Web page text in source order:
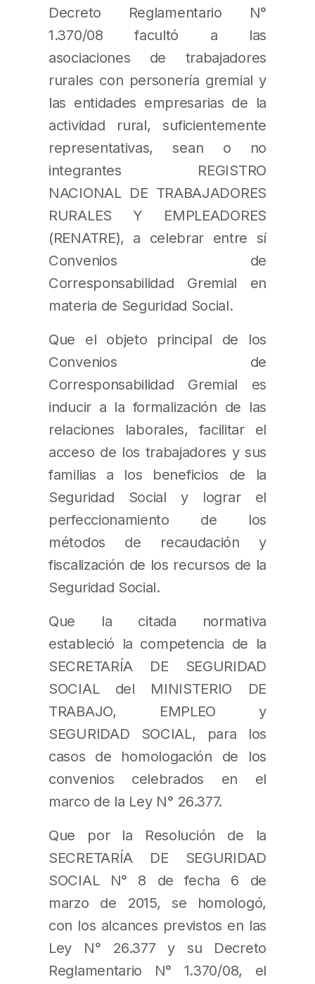
Decreto Reglamentario N°
1.370/08 facultó a las
asociaciones de trabajadores
rurales con personería gremial y
las entidades empresarias de la
actividad rural, suficientemente
representativas, sean o no
integrantes REGISTRO
NACIONAL DE TRABAJADORES
RURALES Y EMPLEADORES
(RENATRE), a celebrar entre sí
Convenios de
Corresponsabilidad Gremial en
materia de Seguridad Social.
Que el objeto principal de los
Convenios de
Corresponsabilidad Gremial es
inducir a la formalización de las
relaciones laborales, facilitar el
acceso de los trabajadores y sus
familias a los beneficios de la
Seguridad Social y lograr el
perfeccionamiento de los
métodos de recaudación y
fiscalización de los recursos de la
Seguridad Social.
Que la citada normativa
estableció la competencia de la
SECRETARÍA DE SEGURIDAD
SOCIAL del MINISTERIO DE
TRABAJO, EMPLEO y
SEGURIDAD SOCIAL, para los
casos de homologación de los
convenios celebrados en el
marco de la Ley N° 26.377.
Que por la Resolución de la
SECRETARÍA DE SEGURIDAD
SOCIAL N° 8 de fecha 6 de
marzo de 2015, se homologó,
con los alcances previstos en las
Ley N° 26.377 y su Decreto
Reglamentario N° 1.370/08, el